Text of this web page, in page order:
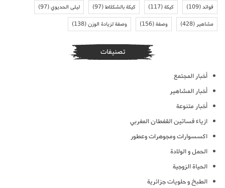
فوائد(109) كيكة(117) كيكة بالشكلاط(97) ليلى الحديوي(97)
مشاهير(428) وصفة(156) وصفة لزيادة الوزن(138)
تصنيفات
أخبار المجتمع
أخبار المشاهير
أخبار متنوعة
ازياء فساتين القفطان المغربي
اكسسوارات ومجوهرات وعطور
الحمل و الولادة
الحياة الزوجية
الطبخ و حلويات جزائرية